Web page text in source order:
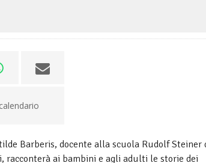
Barberis, docente alla scuola Rudolf Steiner
racconterà ai bambini e agli adulti le storie dei